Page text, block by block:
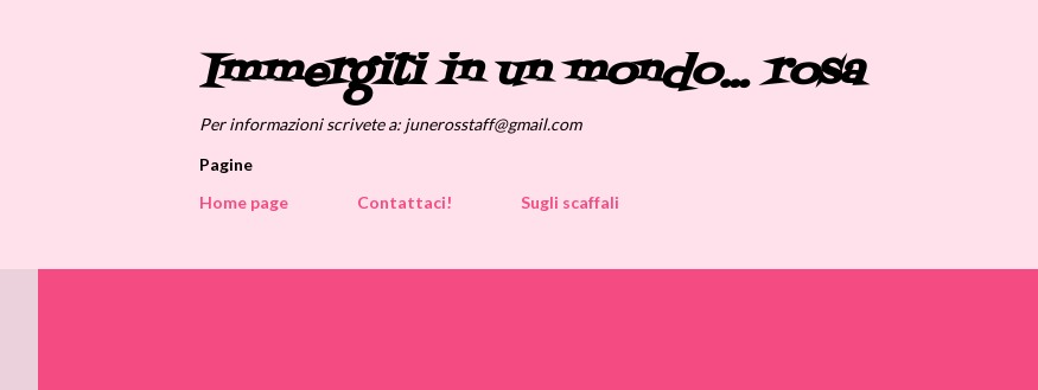
Immergiti in un mondo... rosa
Per informazioni scrivete a: junerosstaff@gmail.com
Pagine
Home page
Contattaci! Sugli scaffali